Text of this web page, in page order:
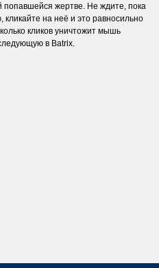
попавшейся жертве. Не ждите, пока
на неё и это равносильно
кликов уничтожит мышь
в Batrix.